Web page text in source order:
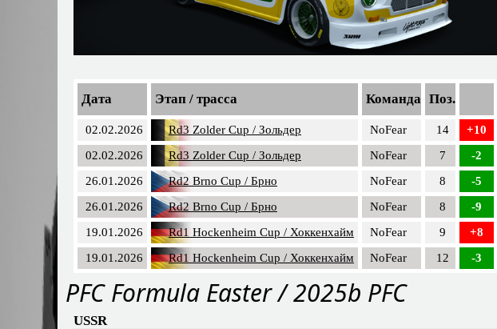
Дата Этап / трасса Команда Поз.
02.02.2026 Rd3 Zolder Cup / Зольдер NoFear 14 +10
02.02.2026
Rd3 Zolder Cup / Зольдер NoFear 7 -2
26.01.2026
Rd2 Brno Cup / Брно NoFear 8 -5
26.01.2026
Rd2 Brno Cup / Брно NoFear 8 -9
19.01.2026
Rd1 Hockenheim Cup / Хоккенхайм NoFear 9 +8
19.01.2026
Rd1 Hockenheim Cup / Хоккенхайм NoFear 12 -3
PFС Formula Easter / 2025b PFC
USSR